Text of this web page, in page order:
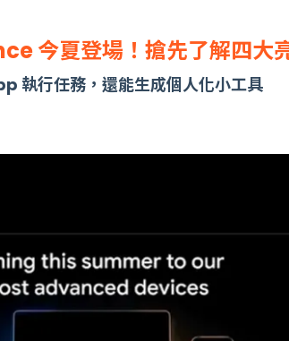
今夏登場！ 搶先了解四大
執行任務，還能生成個人化小工具